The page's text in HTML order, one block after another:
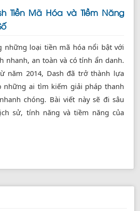
Tiền Mã Hóa và Tiềm Năng
những loại tiền mã hóa nổi bật với
nhanh, an toàn và có tính ẩn danh.
năm 2014, Dash đã trở thành lựa
những ai tìm kiếm giải pháp thanh
chóng. Bài viết này sẽ đi sâu
sử, tính năng và tiềm năng của